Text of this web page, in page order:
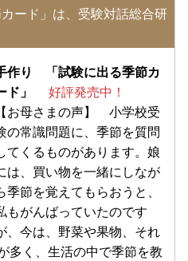
ード」は、受験対話総合研
作り 「試験に出る季節カ
ド」 好評発売中！
【お母さまの声】 小学校受
の常識問題に、季節を質問
てくるものがあります。娘
は、買い物を一緒にしなが
季節を覚えてもらおうと、
もがんばっていたのです
、今は、野菜や果物、それ
多く、生活の中で季節を教